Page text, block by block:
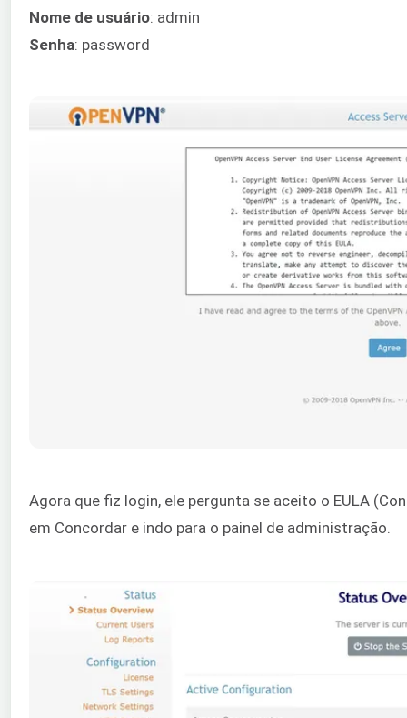
Nome de usuário: admin
Senha: password
Agora que fiz login, ele pergunta se aceito o EULA
em Concordar e indo para o painel de administração.